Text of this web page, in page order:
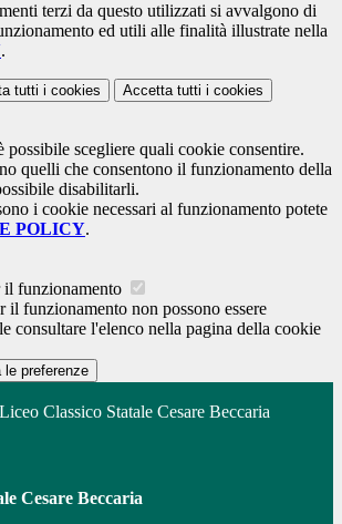
terzi da questo utilizzati si avvalgono di
ed utili alle finalità illustrate nella
.
tutti i cookies Accetta tutti i cookies
possibile scegliere quali cookie consentire.
quelli che consentono il funzionamento della
disabilitarli.
i cookie necessari al funzionamento potete
POLICY.
il funzionamento
il funzionamento non possono essere
consultare l'elenco nella pagina della cookie
le preferenze
Liceo Classico Statale Cesare Beccaria
Cesare Beccaria